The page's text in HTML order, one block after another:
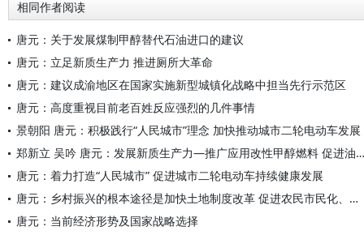
相同作者阅读
唐元：关于发展煤制甲醇替代石油进口的建议
唐元：立足新质生产力 推进厕所大革命
唐元：建议成渝地区在国家实施新型城镇化战略中担当先行示范区
唐元：高度重视目前老百姓反应强烈的几件事情
景朝阳 唐元：积极践行“人民城市”理念 加快推动城市二轮电动车发展
郑新立 吴吟 唐元：发展新质生产力—推广应用改性甲醇燃料 促进油气燃料行业革命
唐元：着力打造“人民城市” 促进城市二轮电动车持续健康发展
唐元：乡村振兴的根本途径是加快土地制度改革 促进农民市民化、农业现代化和农村城镇化
唐元：当前经济形势及国家战略选择